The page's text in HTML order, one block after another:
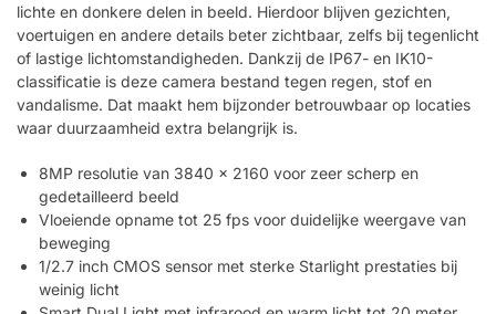
lichte en donkere delen in beeld. Hierdoor blijven gezichten,
voertuigen en andere details beter zichtbaar, zelfs bij tegenlicht
of lastige lichtomstandigheden. Dankzij de IP67- en IK10-
classificatie is deze camera bestand tegen regen, stof en
vandalisme. Dat maakt hem bijzonder betrouwbaar op locaties
waar duurzaamheid extra belangrijk is.
8MP resolutie van 3840 x 2160 voor zeer scherp en
gedetailleerd beeld
Vloeiende opname tot 25 fps voor duidelijke weergave van
beweging
1/2.7 inch CMOS sensor met sterke Starlight prestaties bij
weinig licht